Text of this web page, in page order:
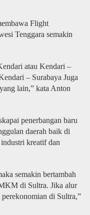
Flight
Tenggara semakin
atau Kendari –
– Surabaya Juga
lain,” kata Anton
penerbangan baru
daerah baik di
kreatif dan
semakin bertambah
di Sultra. Jika alur
di Sultra,”